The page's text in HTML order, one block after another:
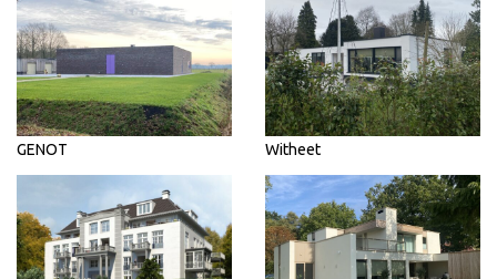
GENOT Witheet